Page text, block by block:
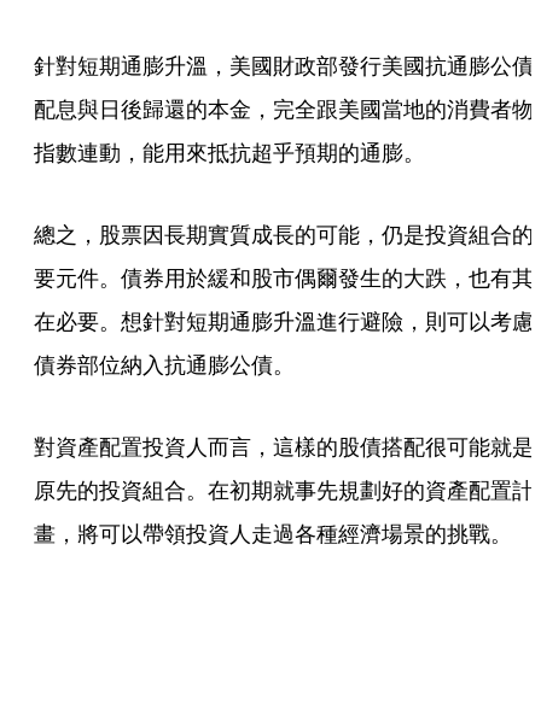
針對短期通膨升溫，美國財政部發行美國抗通膨公債
配息與日後歸還的本金，完全跟美國當地的消費者物
指數連動，能用來抵抗超乎預期的通膨。
總之，股票因長期實質成長的可能，仍是投資組合的
要元件。債券用於緩和股市偶爾發生的大跌，也有其
在必要。想針對短期通膨升溫進行避險，則可以考慮
債券部位納入抗通膨公債。
對資產配置投資人而言，這樣的股債搭配很可能就是
原先的投資組合。在初期就事先規劃好的資產配置計
畫，將可以帶領投資人走過各種經濟場景的挑戰。